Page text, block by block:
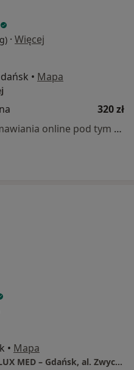
· Więcej
• Mapa
320 zł
Specjalista nie oferuje umawiania online pod tym adresem.
• Mapa
Centrum Medyczne Grupa LUX MED – Gdańsk, al. Zwycięstwa 49